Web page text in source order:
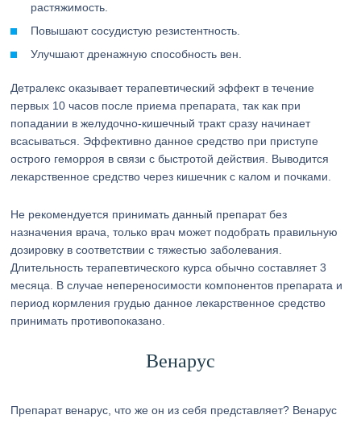
растяжимость.
Повышают сосудистую резистентность.
Улучшают дренажную способность вен.
Детралекс оказывает терапевтический эффект в течение
первых 10 часов после приема препарата, так как при
попадании в желудочно-кишечный тракт сразу начинает
всасываться. Эффективно данное средство при приступе
острого геморроя в связи с быстротой действия. Выводится
лекарственное средство через кишечник с калом и почками.
Не рекомендуется принимать данный препарат без
назначения врача, только врач может подобрать правильную
дозировку в соответствии с тяжестью заболевания.
Длительность терапевтического курса обычно составляет 3
месяца. В случае непереносимости компонентов препарата и
период кормления грудью данное лекарственное средство
принимать противопоказано.
Венарус
Препарат венарус, что же он из себя представляет? Венарус